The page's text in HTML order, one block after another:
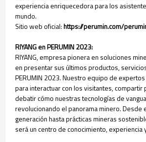
experiencia enriquecedora para los
mundo.
Sitio web oficial:https://perumin.com/
RIYANG en PERUMIN 2023:
RIYANG, empresa pionera en soluciones
en presentar sus últimos productos,
PERUMIN 2023. Nuestro equipo de
para interactuar con los visitantes,
debatir cómo nuestras tecnologías de
revolucionando el panorama minero. Desde
generación hasta prácticas mineras
será un centro de conocimiento, experiencia